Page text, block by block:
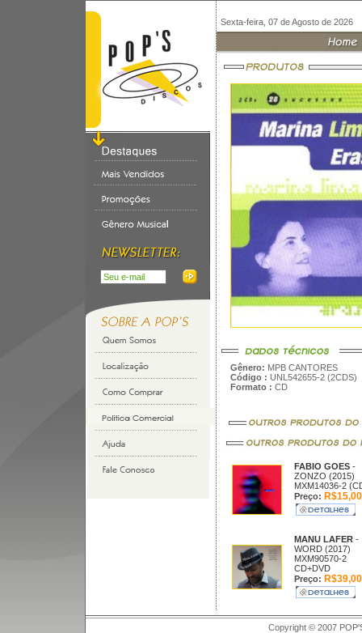
Sexta-feira, 07 de Agosto de 2026
Gênero: MPB CANTORES
Código : UNL542655-2 (2CDS)
Formato : CD
FABIO GOES -
ZONZO (2015)
MXM14036-2
Preço: R$15,00
MANU LAFER -
WORD (2017)
MXM90570-2
CD+DVD
Preço: R$39,00
Copyright © 2007